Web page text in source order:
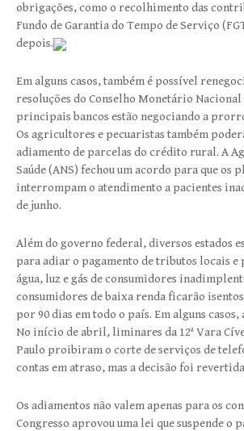
obrigações, como o recolhimento das
Fundo de Garantia do Tempo de Serviço
depois.
Em alguns casos, também é possível
resoluções do Conselho Monetário Nacional
principais bancos estão negociando a
Os agricultores e pecuaristas também
adiamento de parcelas do crédito rural. A
Saúde (ANS) fechou um acordo para que os
interrompam o atendimento a pacientes
de junho.
Além do governo federal, diversos estados
para adiar o pagamento de tributos locais
água, luz e gás de consumidores
consumidores de baixa renda ficarão
por 90 dias em todo o país. Em alguns
No início de abril, liminares da 12ª Vara
Paulo proibiram o corte de serviços de
contas em atraso, mas a decisão foi
Os adiamentos não valem apenas para os
Congresso aprovou uma lei que suspende o